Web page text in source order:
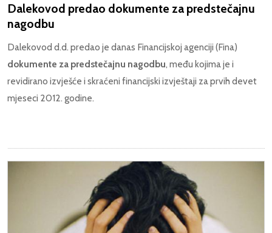
Dalekovod predao dokumente za predstečajnu
nagodbu
Dalekovod d.d. predao je danas Financijskoj agenciji (Fina)
dokumente za predstečajnu nagodbu, među kojima je i
revidirano izvješće i skraćeni financijski izvještaji za prvih devet
mjeseci 2012. godine.